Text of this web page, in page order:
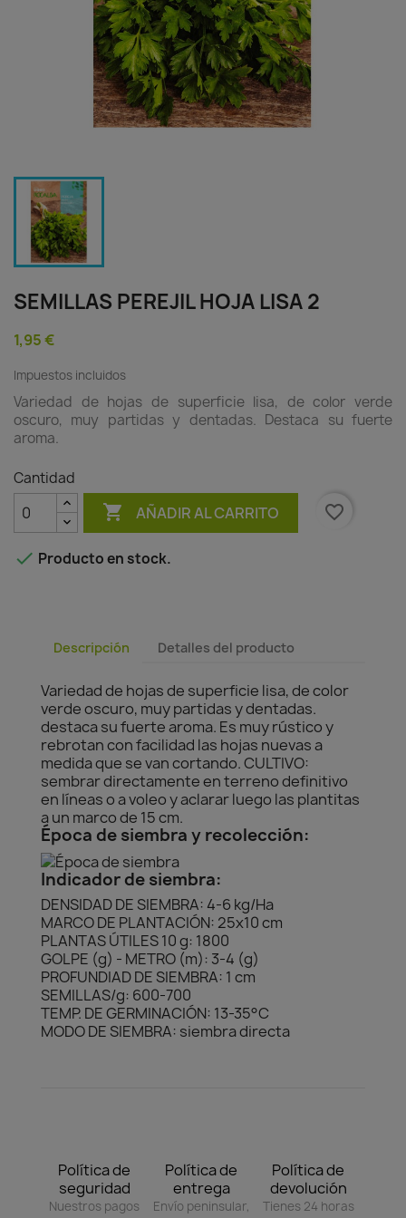
SEMILLAS PEREJIL HOJA LISA 2
1,95 €
Impuestos incluidos
Variedad de hojas de superficie lisa, de color verde
oscuro, muy partidas y dentadas. Destaca su fuerte
aroma.
Cantidad
 AÑADIR AL CARRITO favorite_border
 Producto en stock.
Descripción Detalles del producto
Variedad de hojas de superficie lisa, de color
verde oscuro, muy partidas y dentadas.
destaca su fuerte aroma. Es muy rústico y
rebrotan con facilidad las hojas nuevas a
medida que se van cortando. CULTIVO:
sembrar directamente en terreno definitivo
en líneas o a voleo y aclarar luego las plantitas
a un marco de 15 cm.
Época de siembra y recolección:
Indicador de siembra:
DENSIDAD DE SIEMBRA: 4-6 kg/Ha
MARCO DE PLANTACIÓN: 25x10 cm
PLANTAS ÚTILES 10 g: 1800
GOLPE (g) - METRO (m): 3-4 (g)
PROFUNDIAD DE SIEMBRA: 1 cm
SEMILLAS/g: 600-700
TEMP. DE GERMINACIÓN: 13-35°C
MODO DE SIEMBRA: siembra directa
Política de
seguridad
Nuestros pagos
Política de
entrega
Envío peninsular,
Política de
devolución
Tienes 24 horas